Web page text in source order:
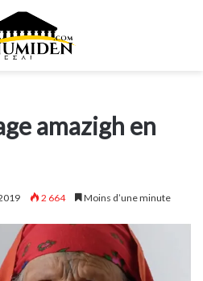
amazigh en
2 664 Moins d’une minute